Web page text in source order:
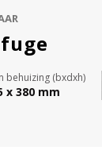
behuizing (bxdxh)
x 380 mm